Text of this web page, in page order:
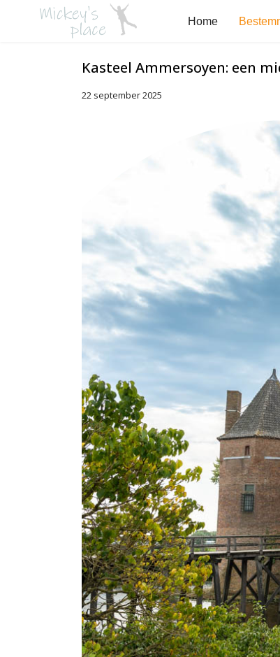
Home
Kasteel Ammersoyen: een
22 september 2025